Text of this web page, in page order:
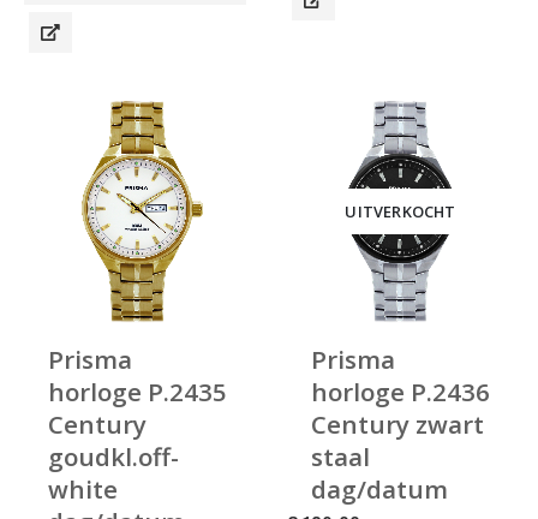
Prisma
horloge P.2435
Century
goudkl.off-
white
UITVERKOCHT
Prisma
horloge P.2436
Century zwart
staal
dag/datum